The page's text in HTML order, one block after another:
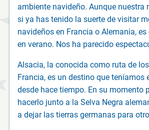
ambiente navideño. Aunque nuestra
si ya has tenido la suerte de visitar
navideños en Francia o Alemania,
en verano. Nos ha parecido
Alsacia, la conocida como ruta de
Francia, es un destino que teníamos
desde hace tiempo. En su momento
hacerlo junto a la Selva Negra
a dejar las tierras germanas para